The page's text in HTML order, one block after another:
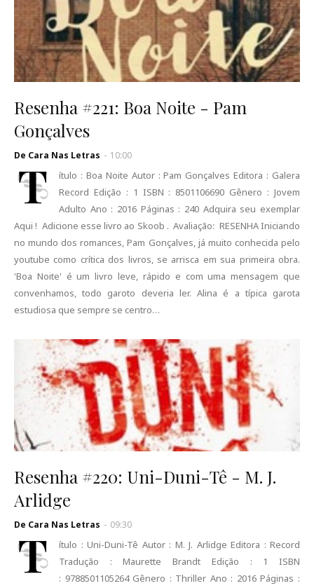
Resenha #221: Boa Noite - Pam
Gonçalves
De Cara Nas Letras - 10:00
T
ítulo : Boa Noite Autor : Pam Gonçalves Editora : Galera
Record Edição : 1 ISBN : 8501106690 Gênero : Jovem
Adulto Ano : 2016 Páginas : 240 Adquira seu exemplar
Aqui ! Adicione esse livro ao Skoob . Avaliação: RESENHA Iniciando
no mundo dos romances, Pam Gonçalves, já muito conhecida pelo
youtube como crítica dos livros, se arrisca em sua primeira obra.
'Boa Noite' é um livro leve, rápido e com uma mensagem que
convenhamos, todo garoto deveria ler. Alina é a típica garota
estudiosa que sempre se centro…
Resenha #220: Uni-Duni-Tê - M. J.
Arlidge
De Cara Nas Letras - 09:30
T
ítulo : Uni-Duni-Tê Autor : M. J. Arlidge Editora : Record
Tradução : Maurette Brandt Edição : 1 ISBN
: 9788501105264 Gênero : Thriller Ano : 2016 Páginas :